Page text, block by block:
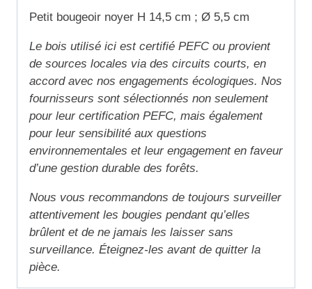
Petit bougeoir noyer H 14,5 cm ; Ø 5,5 cm
Le bois utilisé ici est certifié PEFC ou provient
de sources locales via des circuits courts, en
accord avec nos engagements écologiques. Nos
fournisseurs sont sélectionnés non seulement
pour leur certification PEFC, mais également
pour leur sensibilité aux questions
environnementales et leur engagement en faveur
d’une gestion durable des forêts.
Nous vous recommandons de toujours surveiller
attentivement les bougies pendant qu’elles
brûlent et de ne jamais les laisser sans
surveillance. Éteignez-les avant de quitter la
pièce.